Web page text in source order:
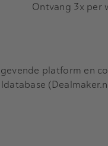
Ontvang 3x per
platform en